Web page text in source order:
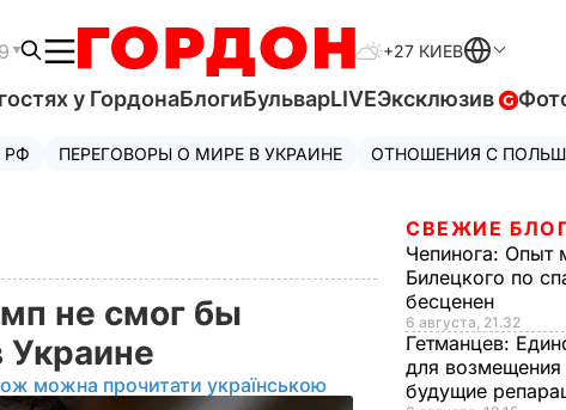
+27 КИЕВ
у ГордонаБлогиБульварLIVEЭксклюзив
РФ ПЕРЕГОВОРЫ О МИРЕ В УКРАИНЕ ОТНОШЕНИЯ С
не смог бы
Украине
можна прочитати українською
СВЕЖИЕ
Чепинога: Опыт
Билецкого по
бесценен
6 августа, 21.32
Гетманцев:
для возмещения
будущие